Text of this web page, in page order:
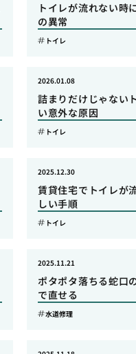
トイレが流れない時
の異常
トイレ
詰まりだけじゃない
い意外な原因
2026.01.08
トイレ
賃貸住宅でトイレが
しい手順
2025.12.30
トイレ
ポタポタ落ちる蛇口
で直せる
2025.11.21
水道修理